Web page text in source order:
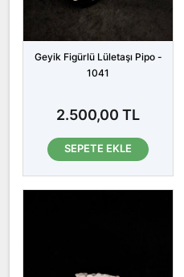
Geyik Figürlü Lületaşı Pipo -
1041
2.500,00 TL
SEPETE EKLE